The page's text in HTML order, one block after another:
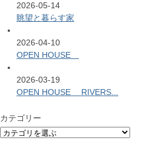
2026-05-14
眺望と暮らす家
2026-04-10
OPEN HOUSE
2026-03-19
OPEN HOUSE RIVERS...
カテゴリー